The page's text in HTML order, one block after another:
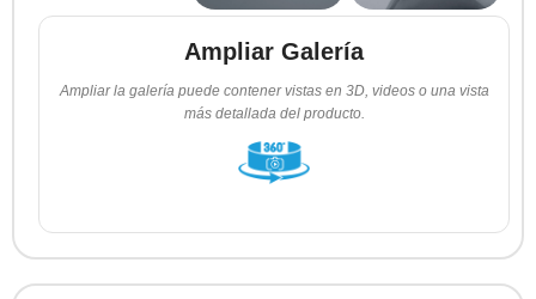
Ampliar Galería
Ampliar la galería puede contener vistas en 3D, videos o una vista
más detallada del producto.